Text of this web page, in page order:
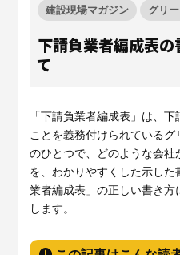
ラクに
Buildeeと連携した機器及びシス
テムを提供するサービスです。
現場に伝える。伝わる。
施工管理業務の標準化とノウハ
ウ継承を支援するサービスで
サービスサイトを見る
建設現場マガジン グリ
下請負業者編成表の
て
「下請負業者編成表」は、
ことを義務付けられているグ
のひとつで、どのような会
を、わかりやすくした示し
業者編成表」の正しい書き
します。